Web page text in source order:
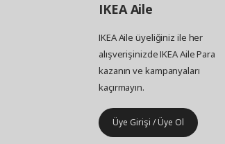
IKEAAile
IKEA Aile üyeliğiniz ile her
alışverişinizde IKEA Aile Para
kazanın ve kampanyaları
kaçırmayın.
Üye Girişi / Üye Ol